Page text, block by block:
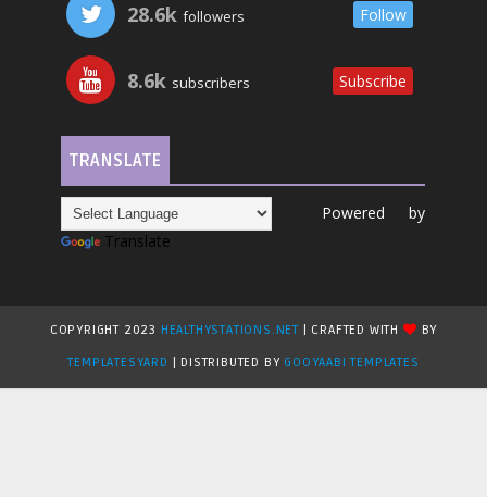
28.6k followers Follow
8.6k subscribers Subscribe
TRANSLATE
Powered by
Translate
COPYRIGHT 2023 HEALTHYSTATIONS.NET | CRAFTED WITH
BY
TEMPLATESYARD
| DISTRIBUTED BY GOOYAABI TEMPLATES